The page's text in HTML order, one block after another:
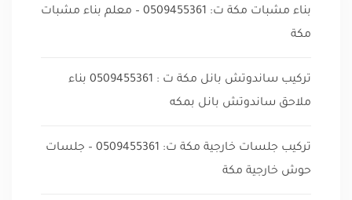
بناء مشبات مكة ت: 0509455361 – معلم بناء مشبات
مكة
تركيب ساندوتش بانل مكة ت : 0509455361 بناء
ملاحق ساندوتش بانل بمكه
تركيب جلسات خارجية مكة ت: 0509455361 – جلسات
حوش خارجية مكة